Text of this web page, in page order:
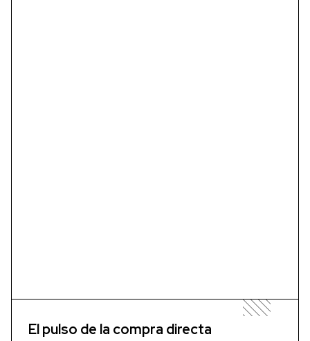
El pulso de la compra directa